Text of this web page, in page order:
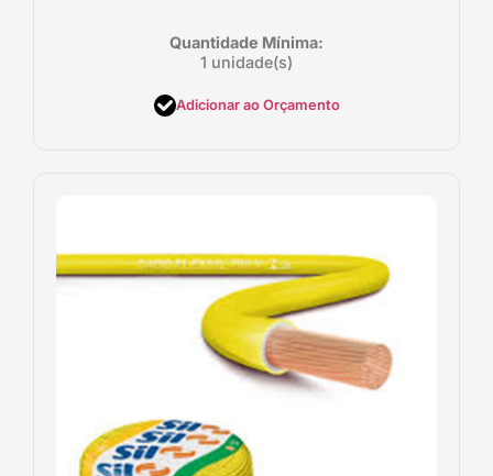
Quantidade Mínima:
1 unidade(s)
Adicionar ao Orçamento